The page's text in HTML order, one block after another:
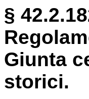
§
Giunta
storici.